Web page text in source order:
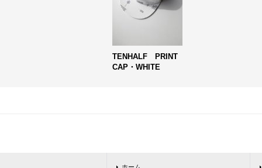
TENHALF PRINT
CAP・WHITE